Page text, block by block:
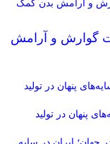
گوارش و آرامش
پنهان در تولید